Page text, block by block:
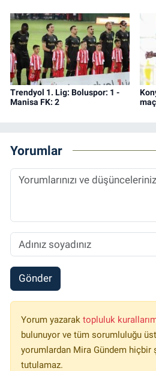
Trendyol 1. Lig: Boluspor: 1 -
Manisa FK: 2
Yorumlar
Gönder
Yorum yazarak topluluk
bulunuyor ve tüm sorumluluğu
yorumlardan Mira Gündem hiçbir
tutulamaz.